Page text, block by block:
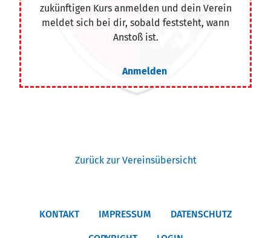
zukünftigen Kurs anmelden und dein Verein
meldet sich bei dir, sobald feststeht, wann
Anstoß ist.
Anmelden
Zurück zur Vereinsübersicht
KONTAKT IMPRESSUM DATENSCHUTZ